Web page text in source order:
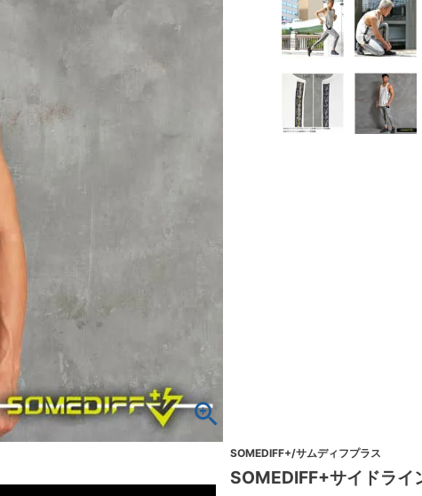
SOMEDIFF+/サムディフプラス
SOMEDIFF+サイドライ